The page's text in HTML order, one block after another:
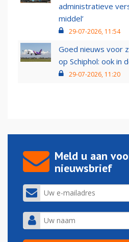
administratieve
middel’
29-07-2026, 11:54
Goed nieuws voor
op Schiphol: ook in
29-07-2026, 11:20
Meld u aan
nieuwsbrief